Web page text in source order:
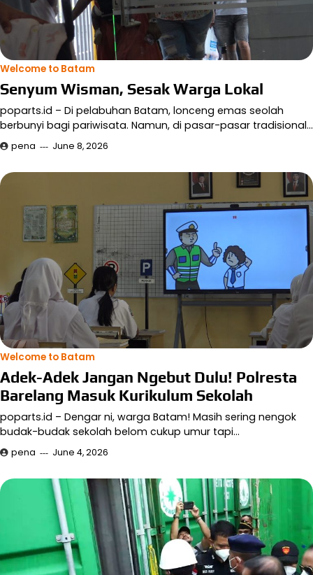
Welcome to Batam
Senyum Wisman, Sesak Warga Lokal
poparts.id – Di pelabuhan Batam, lonceng emas seolah
berbunyi bagi pariwisata. Namun, di pasar-pasar tradisional…
pena June 8, 2026
Welcome to Batam
Adek-Adek Jangan Ngebut Dulu! Polresta
Barelang Masuk Kurikulum Sekolah
poparts.id – Dengar ni, warga Batam! Masih sering nengok
budak-budak sekolah belom cukup umur tapi…
pena June 4, 2026